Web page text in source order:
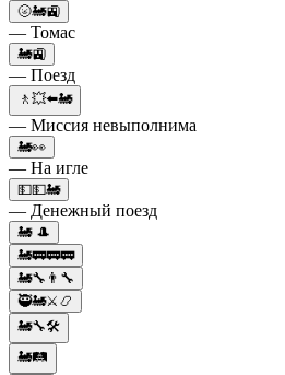
🌝🚂🚉
— Томас
🚂🚉
— Поезд
🚶💥⬅️🚂
— Миссия невыполнима
🚂👀
— На игле
💵💵🚂
— Денежный поезд
🚂 🎩
🚂🚃🚃🚃
🚂🔧👨‍🔧
🥷🚂⚔📿
🚂🔧🛠️
🚂🛤️